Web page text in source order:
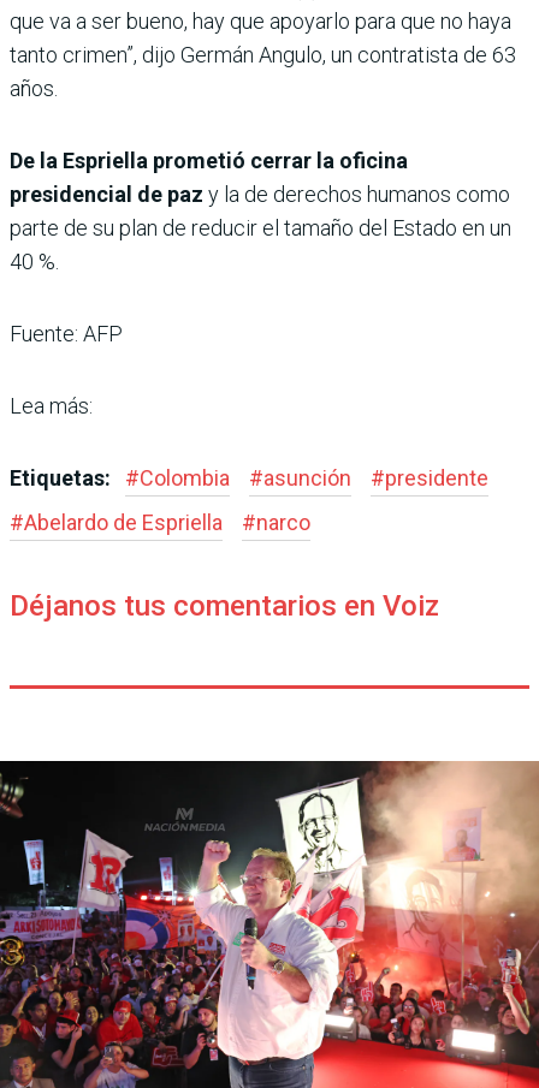
que va a ser bueno, hay que apoyarlo para que no haya
tanto crimen”, dijo Germán Angulo, un contratista de 63
años.
De la Espriella prometió cerrar la oficina
presidencial de paz y la de derechos humanos como
parte de su plan de reducir el tamaño del Estado en un
40 %.
Fuente: AFP
Lea más:
Etiquetas: #Colombia #asunción #presidente
#Abelardo de Espriella #narco
Déjanos tus comentarios en Voiz